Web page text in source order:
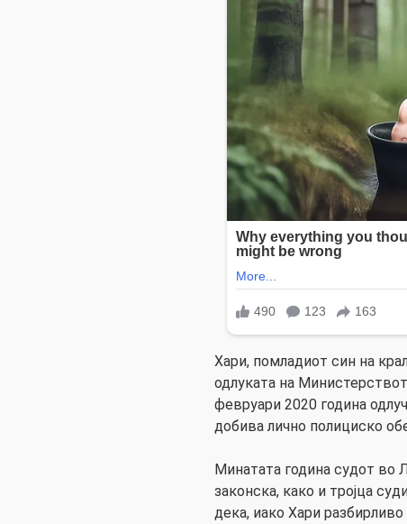
Хари, помладиот син на
одлуката на
февруари 2020 година
добива лично полициско
Минатата година судот во
законска, како и тројца
дека, иако Хари